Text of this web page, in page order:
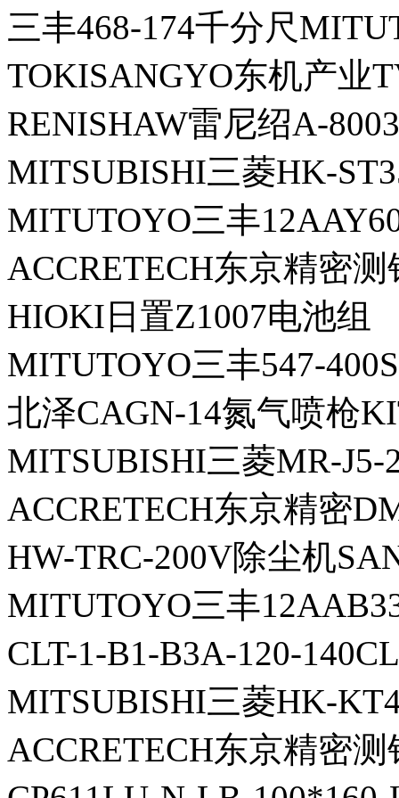
三丰468-174千分尺
TOKISANGYO东机产业
RENISHAW雷尼绍A-
MITSUBISHI三菱HK-
MITUTOYO三丰
ACCRETECH东京精密测
HIOKI日置Z1007电池组
MITUTOYO三丰547-
北泽CAGN-14氮气喷枪
MITSUBISHI三菱MR-J5-
ACCRETECH东京精密
HW-TRC-200V除尘机
MITUTOYO三丰
CLT-1-B1-B3A-120-
MITSUBISHI三菱HK-
ACCRETECH东京精密测